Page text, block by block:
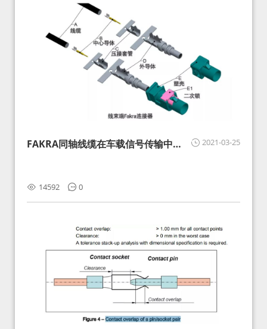
2021-03-25
FAKRA同轴线缆在车载信号传输中的
14592 0